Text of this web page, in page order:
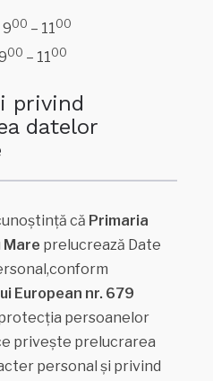
00 – 1100
00 – 1100
privind
datelor
că Primaria
Mare prelucrează Date
European nr. 679
persoanelor
priveşte prelucrarea
personal şi privind